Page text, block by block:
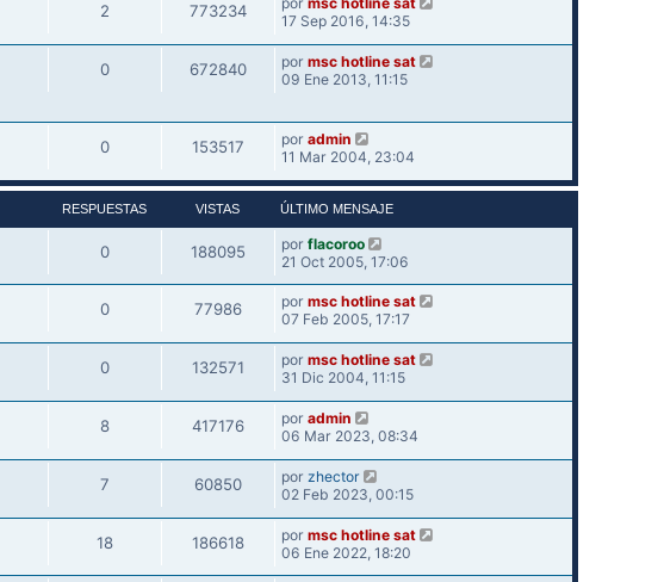
2 773234
17 Sep 2016, 14:35
0 672840 por msc hotline sat
09 Ene 2013, 11:15
0 153517 por admin
11 Mar 2004, 23:04
RESPUESTAS VISTAS ÚLTIMO MENSAJE
0 188095 por flacoroo
21 Oct 2005, 17:06
0 77986 por msc hotline sat
07 Feb 2005, 17:17
0 132571 por msc hotline sat
31 Dic 2004, 11:15
8 417176 por admin
06 Mar 2023, 08:34
7 60850 por zhector
02 Feb 2023, 00:15
18 186618 por msc hotline sat
06 Ene 2022, 18:20